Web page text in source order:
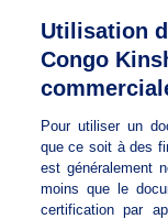
Utilisation
Congo
Pour utiliser un
que ce soit à des
est généralement
moins que le
certification par